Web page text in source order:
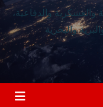
والدفاعية،
والبحرية